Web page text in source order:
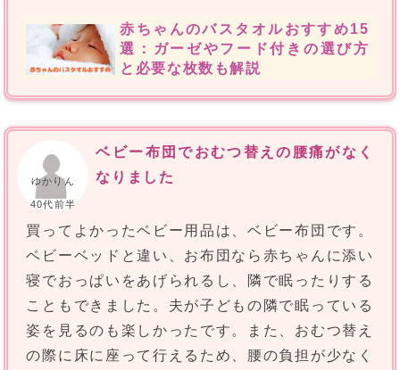
赤ちゃんのバスタオルおすすめ15
選：ガーゼやフード付きの選び方
と必要な枚数も解説
ゆかりん
40代前半
ベビー布団でおむつ替えの腰痛がなく
なりました
買ってよかったベビー用品は、ベビー布団です。
ベビーベッドと違い、お布団なら赤ちゃんに添い
寝でおっぱいをあげられるし、隣で眠ったりする
こともできました。夫が子どもの隣で眠っている
姿を見るのも楽しかったです。また、おむつ替え
の際に床に座って行えるため、腰の負担が少なく